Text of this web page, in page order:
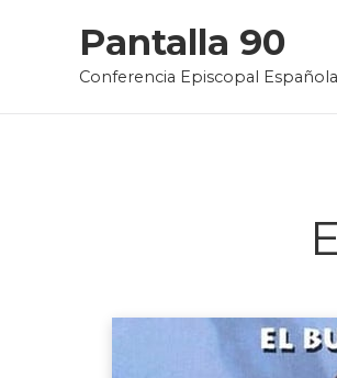
Pantalla 90
Conferencia Episcopal Española